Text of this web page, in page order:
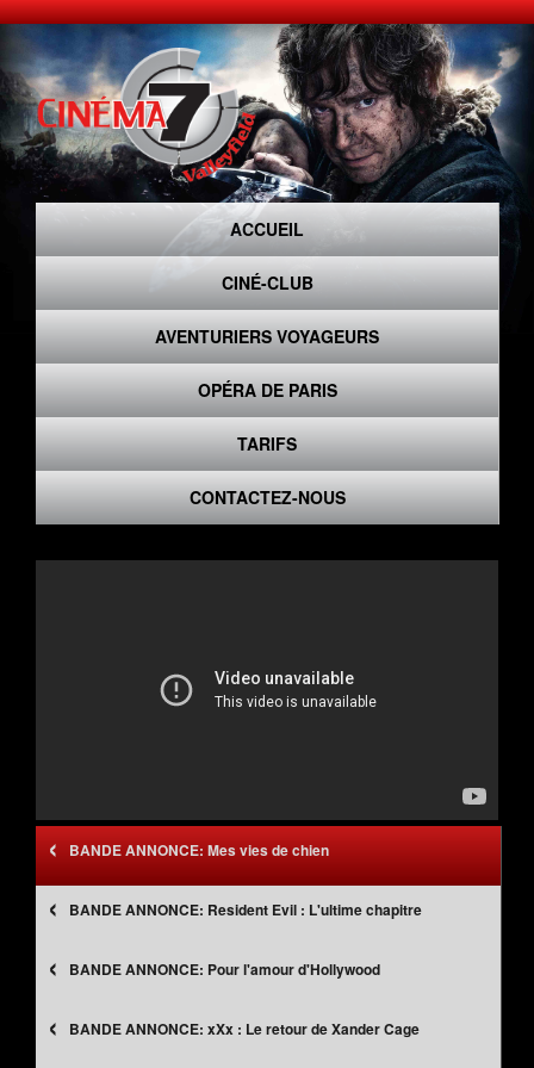
ACCUEIL
CINÉ-CLUB
AVENTURIERS VOYAGEURS
OPÉRA DE PARIS
TARIFS
CONTACTEZ-NOUS
‹ Mes vies de chien
‹ Resident Evil : L'ultime chapitre
‹ Pour l'amour d'Hollywood
‹ xXx : Le retour de Xander Cage